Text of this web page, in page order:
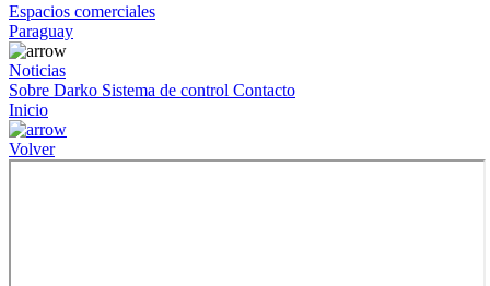
Espacios comerciales
Paraguay
Noticias
Sobre Darko Sistema de control Contacto
Inicio
Volver